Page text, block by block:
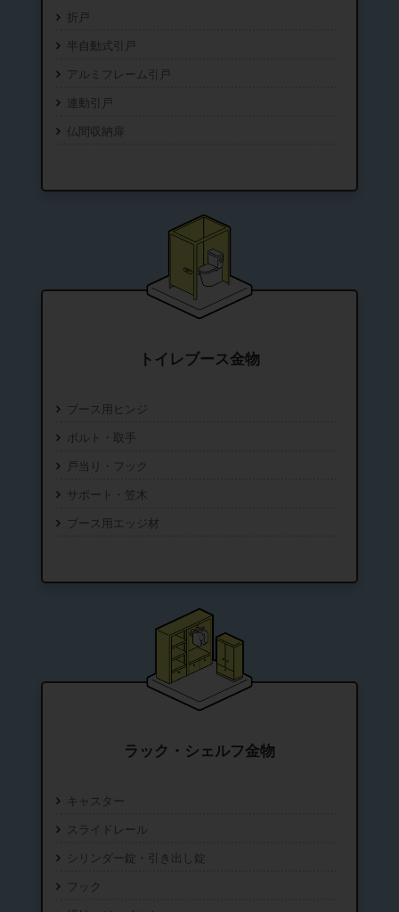
折戸
半自動式引戸
アルミフレーム引戸
連動引戸
仏間収納扉
トイレブース金物
ブース用ヒンジ
ボルト・取手
戸当り・フック
サポート・笠木
ブース用エッジ材
ラック・シェルフ金物
キャスター
スライドレール
シリンダー錠・引き出し錠
フック